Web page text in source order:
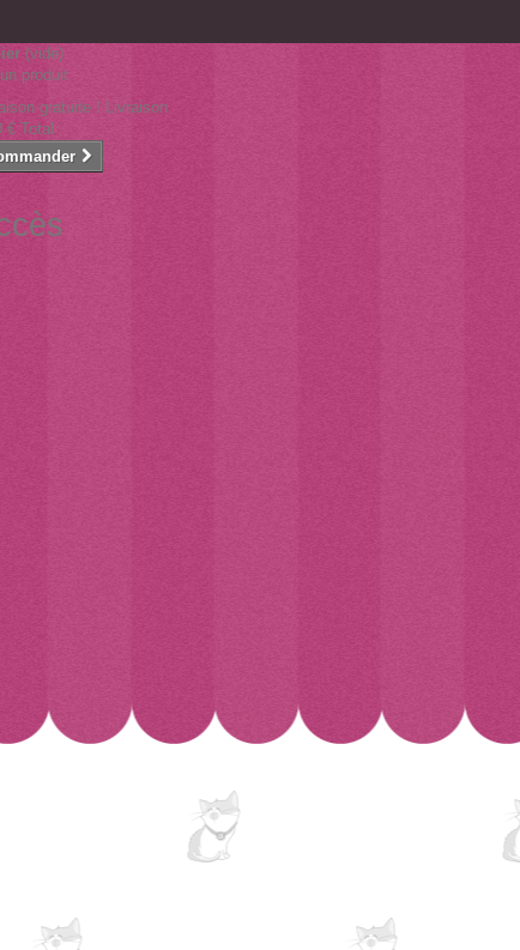
(vide)
produit
gratuite ! Livraison
€ Total